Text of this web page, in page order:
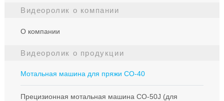
Видеоролик о компании
О компании
Видеоролик о продукции
Мотальная машина для пряжи СО-40
Прецизионная мотальная машина CO-50J (для